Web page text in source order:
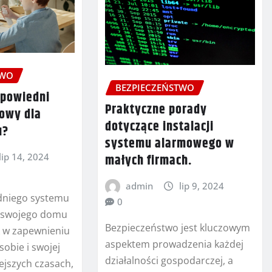
dla
14, 2024
systemu
domu
zapewnieniu
i swojej
czasach,
BEZPIECZEŃSTWO
Praktyczne porady
dotyczące instalacji
systemu alarmowego w
małych firmach.
admin
lip 9, 2024
0
Bezpieczeństwo jest kluczowym
aspektem prowadzenia każdej
działalności gospodarczej, a